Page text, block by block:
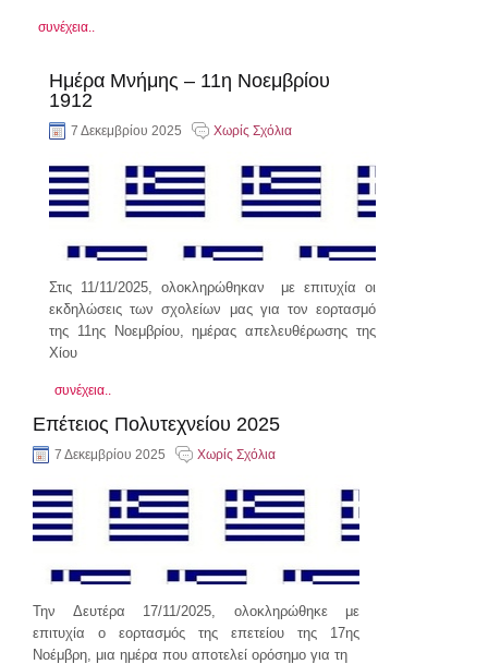
συνέχεια..
Ημέρα Μνήμης – 11η Νοεμβρίου
1912
7 Δεκεμβρίου 2025 Χωρίς Σχόλια
Στις 11/11/2025, ολοκληρώθηκαν με επιτυχία οι
εκδηλώσεις των σχολείων μας για τον εορτασμό
της 11ης Νοεμβρίου, ημέρας απελευθέρωσης της
Χίου
συνέχεια..
Επέτειος Πολυτεχνείου 2025
7 Δεκεμβρίου 2025 Χωρίς Σχόλια
Την Δευτέρα 17/11/2025, ολοκληρώθηκε με
επιτυχία ο εορτασμός της επετείου της 17ης
Νοέμβρη, μια ημέρα που αποτελεί ορόσημο για τη